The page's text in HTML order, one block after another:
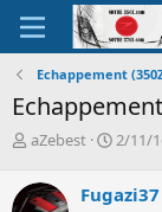
Echappement
A
t
e
aZebest
D
e
2/11/
Fugazi37